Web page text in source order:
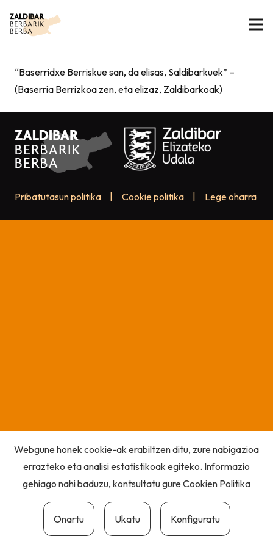
“Baserridxe Berriskue san, da elisas, Saldibarkuek” –
(Baserria Berrizkoa zen, eta elizaz, Zaldibarkoak)
Pribatutasun politika Cookie politika Lege oharra
Webgune honek cookie-ak erabiltzen ditu, zure nabigazioa
errazteko eta analisi estatistikoak egiteko. Informazio
gehiago nahi baduzu, kontsultatu gureCookien Politika
Onartu Ukatu Konfiguratu